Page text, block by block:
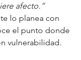
afecto.”
lo planea con
el punto donde
vulnerabilidad.